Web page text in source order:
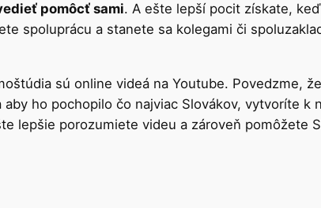
pomôcť sami. A ešte lepší pocit získate,
spoluprácu a stanete sa kolegami či
sú online videá na Youtube. Povedzme,
ho pochopilo čo najviac Slovákov, vytvoríte k
lepšie porozumiete videu a zároveň pomôžete